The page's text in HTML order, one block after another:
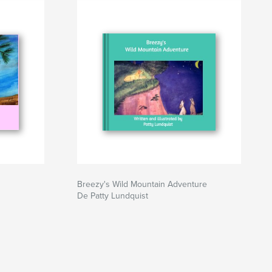
Breezy's Wild Mountain Adventure
De Patty Lundquist